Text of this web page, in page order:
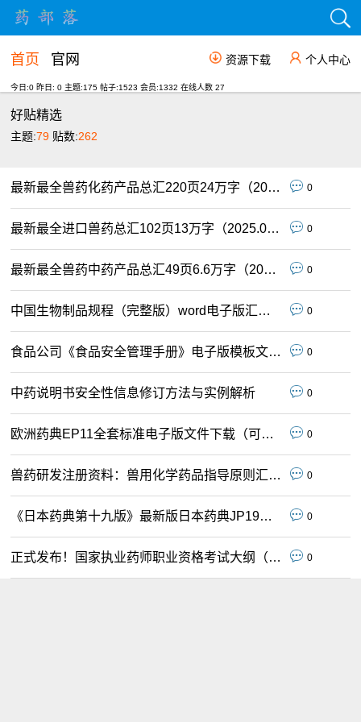
首页 官网 个人中心
资源下载
今日:0 昨日: 0 主题:175 帖子:1523 会员:1332 在线人数27
好贴精选
主题:79 贴数:262
最新最全兽药化药产品总汇220页24万字（2026.03.10版） 0
最新最全进口兽药总汇102页13万字（2025.08.31版） 0
最新最全兽药中药产品总汇49页6.6万字（2026.3.10版） 0
中国生物制品规程（完整版）word电子版汇总文件下载（319页18万字） 0
食品公司《食品安全管理手册》电子版模板文件下载 0
中药说明书安全性信息修订方法与实例解析 0
欧洲药典EP11全套标准电子版文件下载（可中文名称查询） 0
兽药研发注册资料：兽用化学药品指导原则汇总（63个） 0
《日本药典第十九版》最新版日本药典JP19全套电子版文件下载（2026.04.10日执行 ） 0
正式发布！国家执业药师职业资格考试大纲（第九版·2026） 0